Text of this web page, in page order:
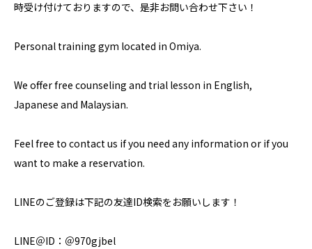
時受け付けておりますので、是非お問い合わせ下さい！
Personal training gym located in Omiya.
We offer free counseling and trial lesson in English,
Japanese and Malaysian.
Feel free to contact us if you need any information or if you
want to make a reservation.
LINEのご登録は下記の友達ID検索をお願いします！
LINE＠ID：＠970gjbel